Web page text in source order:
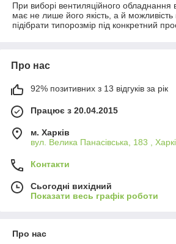
При виборі вентиляційного обладнання
має не лише його якість, а й
підібрати типорозмір під конкретний
Про нас
92% позитивних з 13 відгуків за рік
Працює з 20.04.2015
м. Харків
вул. Велика Панасівська, 183 ,
Контакти
Сьогодні вихідний
Показати весь графік роботи
Про нас